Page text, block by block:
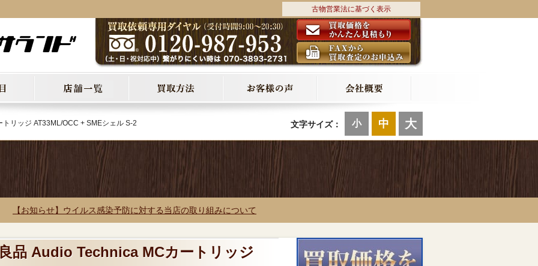
古物営業法に基づく表示
文字サイズ： 小 中 大
リッジ AT33ML/OCC + SMEシェル S-2
【お知らせ】ウイルス感染予防に対する当店の取り組みについて
品 Audio Technica MCカートリッジ